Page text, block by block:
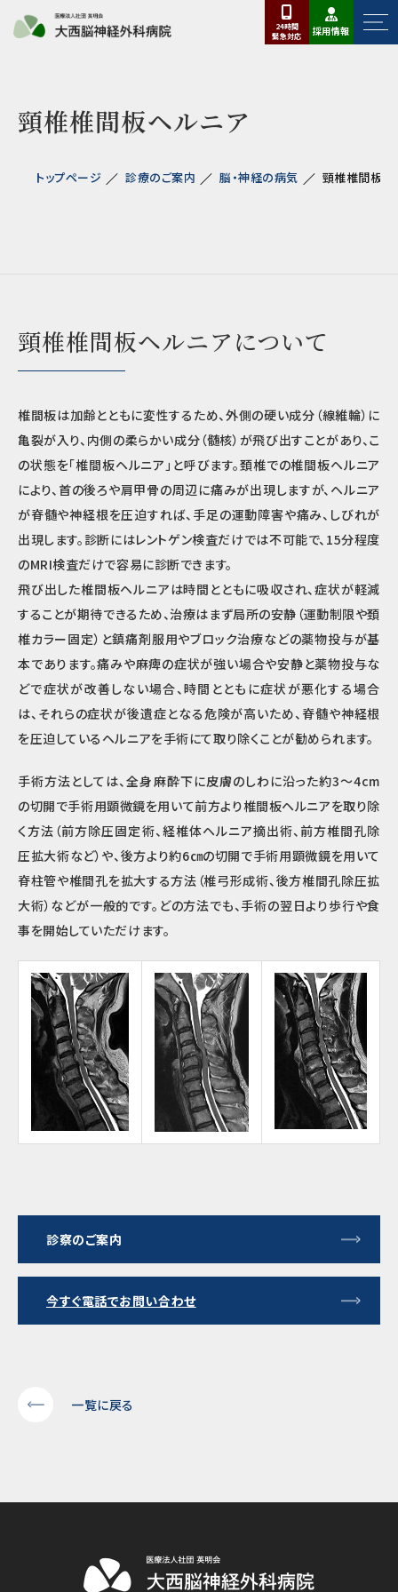
24時間
緊急対応 採用情報
頸椎椎間板ヘルニア
トップページ 診療のご案内 脳・神経の病気 頸椎椎間板ヘ
頸椎椎間板ヘルニアについて
椎間板は加齢とともに変性するため、外側の硬い成分（線維輪）に
亀裂が入り、内側の柔らかい成分（髄核）が飛び出すことがあり、こ
の状態を「椎間板ヘルニア」と呼びます。頚椎での椎間板ヘルニア
により、首の後ろや肩甲骨の周辺に痛みが出現しますが、ヘルニア
が脊髄や神経根を圧迫すれば、手足の運動障害や痛み、しびれが
出現します。診断にはレントゲン検査だけでは不可能で、15分程度
のMRI検査だけで容易に診断できます。
飛び出した椎間板ヘルニアは時間とともに吸収され、症状が軽減
することが期待できるため、治療はまず局所の安静（運動制限や頚
椎カラー固定）と鎮痛剤服用やブロック治療などの薬物投与が基
本であります。痛みや麻痺の症状が強い場合や安静と薬物投与な
どで症状が改善しない場合、時間とともに症状が悪化する場合
は、それらの症状が後遺症となる危険が高いため、脊髄や神経根
を圧迫しているヘルニアを手術にて取り除くことが勧められます。
手術方法としては、全身麻酔下に皮膚のしわに沿った約3～4cm
の切開で手術用顕微鏡を用いて前方より椎間板ヘルニアを取り除
く方法（前方除圧固定術、経椎体ヘルニア摘出術、前方椎間孔除
圧拡大術など）や、後方より約6㎝の切開で手術用顕微鏡を用いて
脊柱管や椎間孔を拡大する方法（椎弓形成術、後方椎間孔除圧拡
大術）などが一般的です。どの方法でも、手術の翌日より歩行や食
事を開始していただけます。
診察のご案内
今すぐ電話でお問い合わせ
一覧に戻る